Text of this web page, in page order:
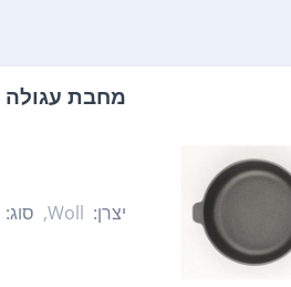
מחבת עגולה 32 ס"מ Titanium Nowo Woll
יצרן: Woll, סוג: